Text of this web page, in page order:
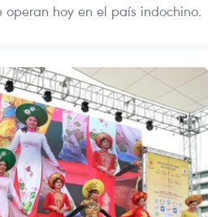
operan hoy en el país indochino.